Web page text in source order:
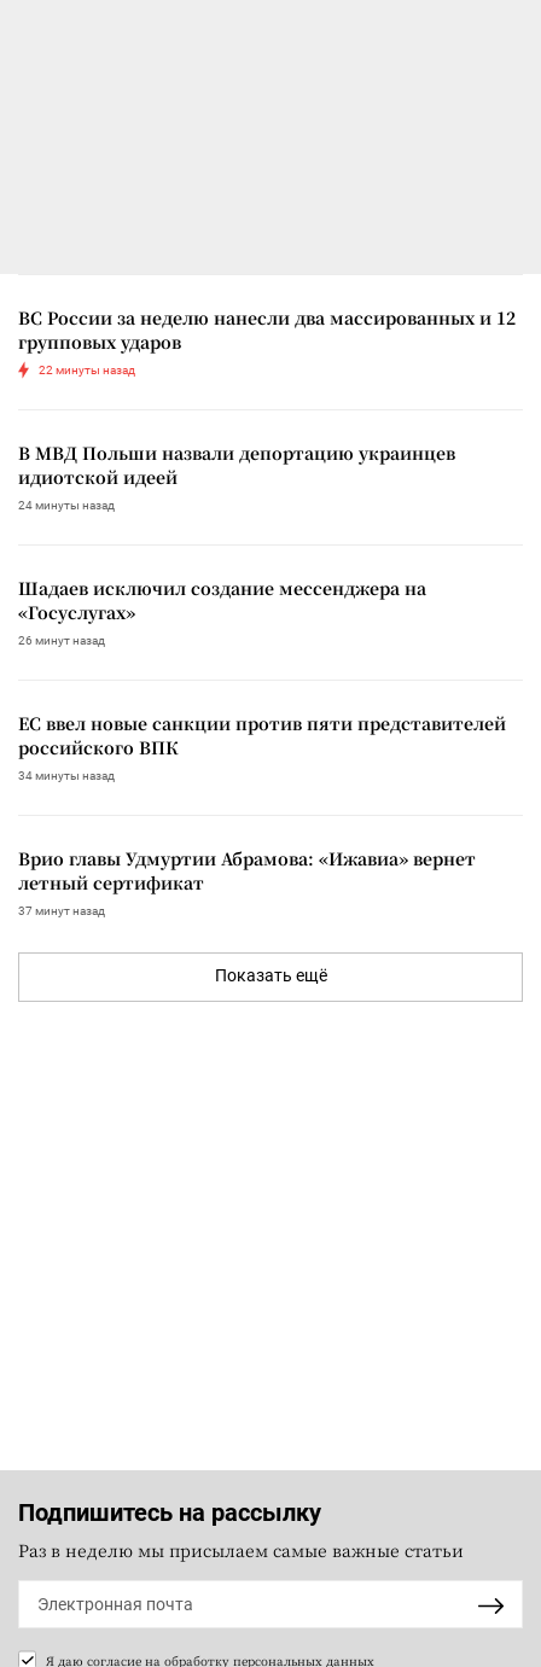
ВС России за неделю нанесли два массированных и 12
групповых ударов
22 минуты назад
В МВД Польши назвали депортацию украинцев
идиотской идеей
24 минуты назад
Шадаев исключил создание мессенджера на
«Госуслугах»
26 минут назад
ЕС ввел новые санкции против пяти представителей
российского ВПК
34 минуты назад
Врио главы Удмуртии Абрамова: «Ижавиа» вернет
летный сертификат
37 минут назад
Показать ещё
Подпишитесь на рассылку
Раз в неделю мы присылаем самые важные статьи
Я даю согласие на обработку персональных данных